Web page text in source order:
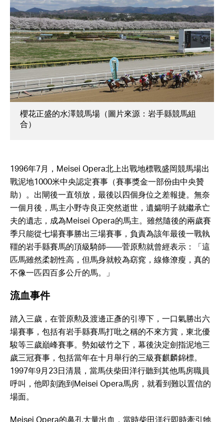
櫻花正盛的水澤競馬場（圖片來源：岩手縣競馬組
合）
1996年7月，Meisei Opera北上出戰地標戰盛岡競馬場出
戰泥地1000米中央認定賽事（賽事獎金一部份由中央贊
助）。出閘後一直領放，最後以四個身位之差報捷。無奈
一個月後，馬主小野寺良正突然逝世，遺孀明子就繼承亡
夫的遺志，成為Meisei Opera的馬主。雖然隨後的兩歲賽
季只能從七場賽事勝出三場賽事，負責為該年最後一戰執
韁的岩手縣賽馬的頂級騎師——菅原勲就曾經表示：「這
匹馬雖然柔韌性高，但馬身就較為窈窕，線條潦瘦，真的
不像一匹四百多公斤的馬。」
流血事件
踏入三歲，在菅原勲及渡邊正彥的引導下，一口氣勝出六
場賽事，包括有岩手縣賽馬打吡之稱的不來方賞，東北優
駿等三歲巔峰賽事。勢如破竹之下，幕後決定劍指泥地三
歲三冠賽事，包括當年在十月舉行的三級賽麒麟錦標。
1997年9月23日清晨，當馬伕柴田洋行聽到其他馬房職員
呼叫，他即刻跑到Meisei Opera馬房，就看到難以置信的
場面。
Meisei Opera的鼻孔大量出血，當時柴田洋行即時牽引牠